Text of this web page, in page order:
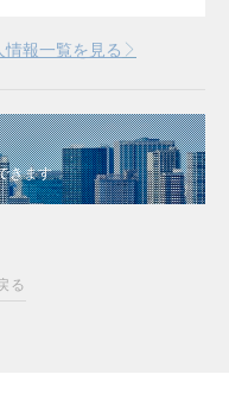
報一覧を見る
きます
る